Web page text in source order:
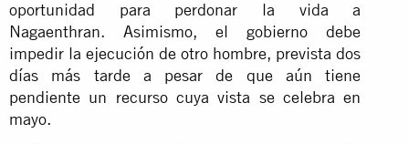
oportunidad para perdonar la vida a
Nagaenthran. Asimismo, el gobierno debe
impedir la ejecución de otro hombre, prevista dos
días más tarde a pesar de que aún tiene
pendiente un recurso cuya vista se celebra en
mayo.